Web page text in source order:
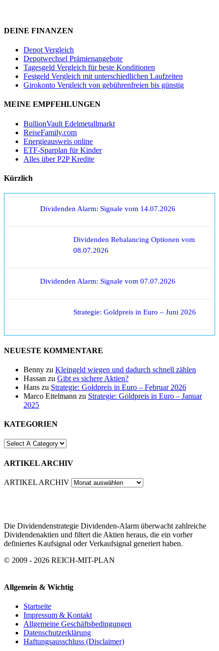
DEINE FINANZEN
Depot Vergleich
Depotwechsel Prämienangebote
Tagesgeld Vergleich für beste Konditionen
Festgeld Vergleich mit unterschiedlichen Laufzeiten
Girokonto Vergleich von gebührenfreien bis günstig
MEINE EMPFEHLUNGEN
BullionVault Edelmetallmarkt
ReiseFamily.com
Energieausweis online
ETF-Sparplan für Kinder
Alles über P2P Kredite
Kürzlich
Dividenden Alarm: Signale vom 14.07.2026
Dividenden Rebalancing Optionen vom
08.07.2026
Dividenden Alarm: Signale vom 07.07.2026
Strategie: Goldpreis in Euro – Juni 2026
NEUESTE KOMMENTARE
Benny zu Kleingeld wiegen und dadurch schnell zählen
Hassan zu Gibt es sichere Aktien?
Hans zu Strategie: Goldpreis in Euro – Februar 2026
Marco Eitelmann zu Strategie: Goldpreis in Euro – Januar
2025
KATEGORIEN
ARTIKEL ARCHIV
ARTIKEL ARCHIV
Die Dividendenstrategie Dividenden-Alarm überwacht zahlreiche
Dividendenaktien und filtert die Aktien heraus, die ein vorher
definiertes Kaufsignal oder Verkaufsignal generiert haben.
© 2009 - 2026 REICH-MIT-PLAN
Allgemein & Wichtig
Startseite
Impressum & Kontakt
Allgemeine Geschäftsbedingungen
Datenschutzerklärung
Haftungsausschluss (Disclaimer)